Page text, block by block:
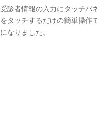
受診者情報の入力にタッチパ
をタッチするだけの簡単操作
になりました。